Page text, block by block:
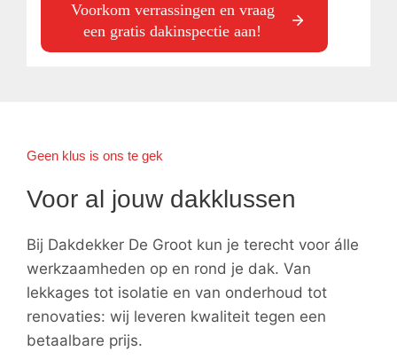
Voorkom verrassingen en vraag
een gratis dakinspectie aan!
Geen klus is ons te gek
Voor al jouw dakklussen
Bij Dakdekker De Groot kun je terecht voor álle
werkzaamheden op en rond je dak. Van
lekkages tot isolatie en van onderhoud tot
renovaties: wij leveren kwaliteit tegen een
betaalbare prijs.